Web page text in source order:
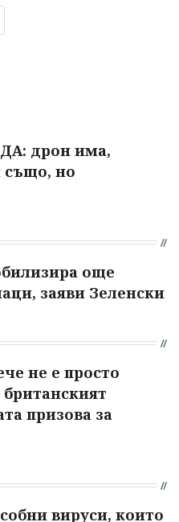
дрон има,
също, но
още
заяви Зеленски
не е просто
призова за
вируси, които